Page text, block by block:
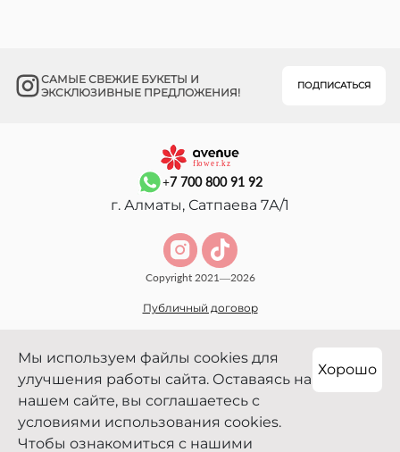
САМЫЕ СВЕЖИЕ БУКЕТЫ И
ЭКСКЛЮЗИВНЫЕ ПРЕДЛОЖЕНИЯ!
ПОДПИСАТЬСЯ
+7 700 800 91 92
г. Алматы, Сатпаева 7А/1
Copyright 2021—2026
Публичный договор
Мы используем файлы cookies для
улучшения работы сайта. Оставаясь на
нашем сайте, вы соглашаетесь с
условиями использования cookies.
Чтобы ознакомиться с нашими
Хорошо